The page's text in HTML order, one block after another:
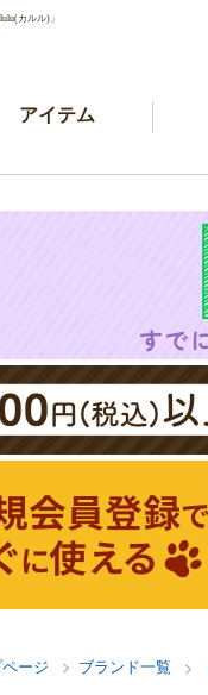
カルル)」
アイテム
ページ ブランド一覧